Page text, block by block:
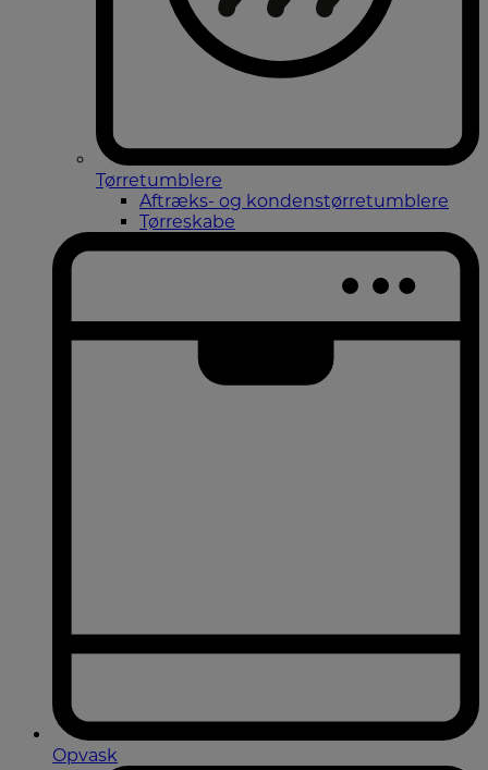
Tørretumblere
Aftræks- og kondenstørretumblere
Tørreskabe
Opvask